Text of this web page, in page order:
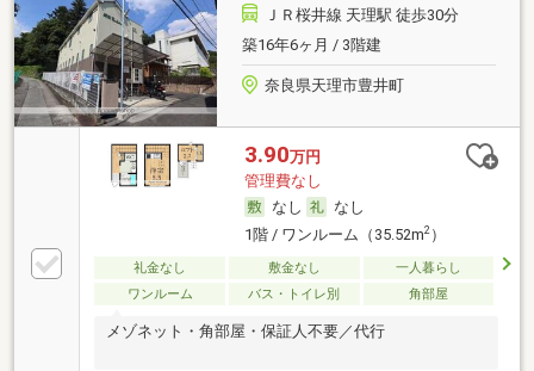
ＪＲ桜井線 天理駅 徒歩30分
築16年6ヶ月 / 3階建
奈良県天理市豊井町
3.90万円
管理費なし
なし
なし
1階 / ワンルーム（35.52m2）
礼金なし 敷金なし
一人暮らし
ワンルーム
バス・トイレ別 角部屋
メゾネット・角部屋・保証人不要／代行